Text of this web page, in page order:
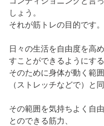
しょう。
それが筋トレの目的です。
日々の生活を自由度を高
すことができるようにする
そのために身体が動く範
（ストレッチなどで）と同
その範囲を気持ちよく自
とのできる筋力、